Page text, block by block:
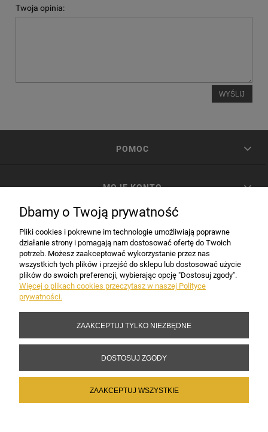
Twoja opinia:
WYŚLIJ
POMOC
MOJE KONTO
INFORMACJE
Copyright 2017-2026 Sakramento.pl
Dbamy o Twoją prywatność
Pliki cookies i pokrewne im technologie umożliwiają poprawne
działanie strony i pomagają nam dostosować ofertę do Twoich
potrzeb. Możesz zaakceptować wykorzystanie przez nas
wszystkich tych plików i przejść do sklepu lub dostosować użycie
plików do swoich preferencji, wybierając opcję "Dostosuj zgody".
Więcej o plikach cookies przeczytasz w naszej Polityce
prywatności.
ZAAKCEPTUJ TYLKO NIEZBĘDNE
DOSTOSUJ ZGODY
ZAAKCEPTUJ WSZYSTKIE